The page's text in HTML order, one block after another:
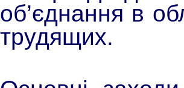
об’єднання в
трудящих.